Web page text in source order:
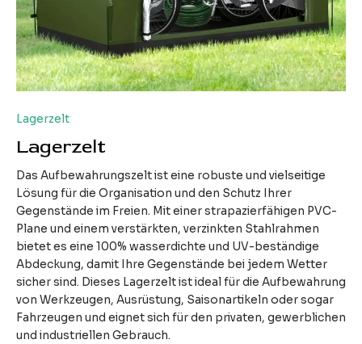
Lagerzelt
Lagerzelt
Das Aufbewahrungszelt ist eine robuste und vielseitige
Lösung für die Organisation und den Schutz Ihrer
Gegenstände im Freien. Mit einer strapazierfähigen PVC-
Plane und einem verstärkten, verzinkten Stahlrahmen
bietet es eine 100% wasserdichte und UV-beständige
Abdeckung, damit Ihre Gegenstände bei jedem Wetter
sicher sind. Dieses Lagerzelt ist ideal für die Aufbewahrung
von Werkzeugen, Ausrüstung, Saisonartikeln oder sogar
Fahrzeugen und eignet sich für den privaten, gewerblichen
und industriellen Gebrauch.